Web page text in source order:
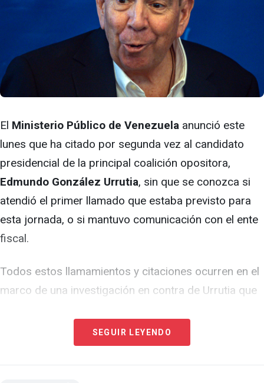
El Ministerio Público de Venezuela anunció este
lunes que ha citado por segunda vez al candidato
presidencial de la principal coalición opositora,
Edmundo González Urrutia, sin que se conozca si
atendió el primer llamado que estaba previsto para
esta jornada, o si mantuvo comunicación con el ente
fiscal.
Todos estos llamamientos y citaciones ocurren en el
marco de una investigación en contra de Urrutia que
opositores del país caribeño.
SEGUIR LEYENDO